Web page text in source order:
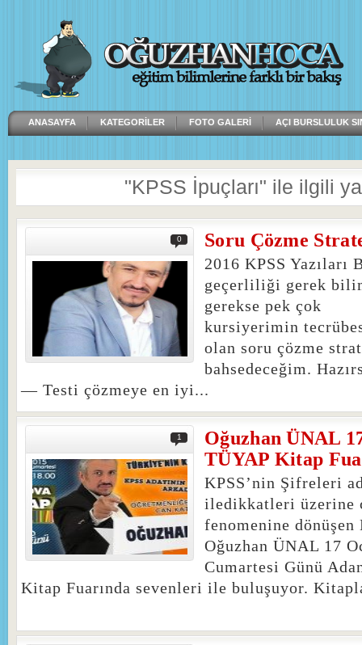
ANASAYFA KATEGORILER FOTO GALERI AÇI BURSLULUK
"KPSS İpuçları" ile ilgili
0 Soru Çözme
2016 KPSS Yazıları
geçerliliği gerek
gerekse pek çok
kursiyerimin
olan soru çözme
bahsedeceğim.
— Testi çözmeye en iyi...
1
Oğuzhan ÜNAL
TÜYAP Kitap
KPSS’nin Şifreleri
iledikkatleri üzerine
fenomenine
Oğuzhan ÜNAL 17
Cumartesi Günü
Kitap Fuarında sevenleri ile buluşuyor.